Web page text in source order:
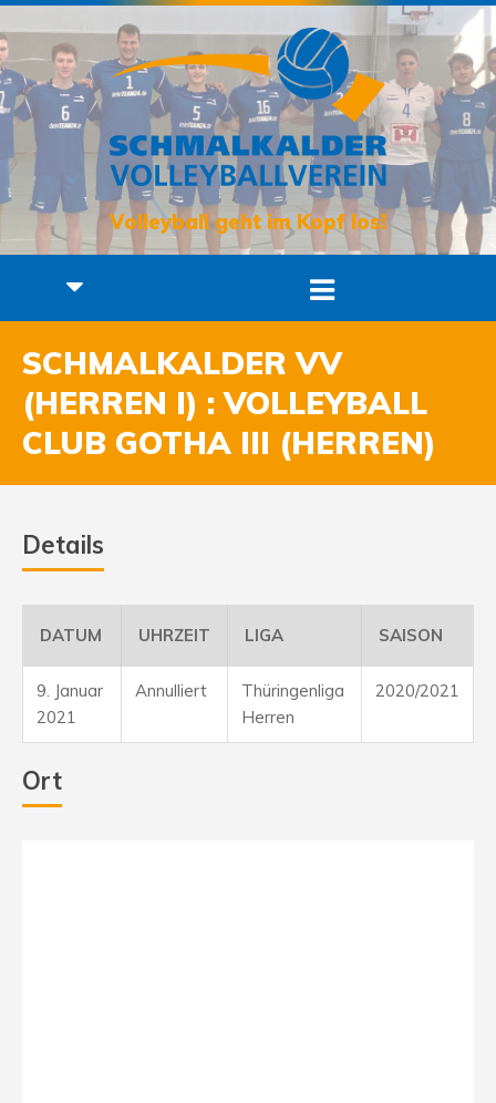
Volleyball geht im Kopf los!
SCHMALKALDER VV
(HERREN I) : VOLLEYBALL
CLUB GOTHA III (HERREN)
Details
DATUM UHRZEIT LIGA SAISON
9. Januar
2021
Annulliert
Thüringenliga
Herren
2020/2021
Ort